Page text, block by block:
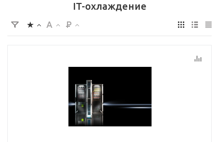
IT-охлаждение